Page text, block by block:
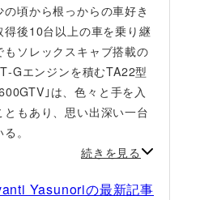
の頃から根っからの車好き
得後10台以上の車を乗り継
もソレックスキャブ搭載の
エンジンを積むTA22型
｣は、色々と手を入
ともあり、思い出深い一台
。
続きを見る
Yasunoriの最新記事